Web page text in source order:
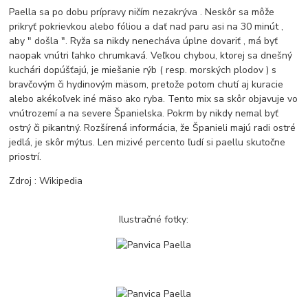
Paella sa po dobu prípravy ničím nezakrýva .Neskôr sa môže
prikryť pokrievkou alebo fóliou a dať nad paru asi na 30 minút ,
aby " došla ".Ryža sa nikdy nenecháva úplne dovariť , má byť
naopak vnútri ľahko chrumkavá.Veľkou chybou, ktorej sa dnešný
kuchári dopúšťajú, je miešanie rýb ( resp. morských plodov ) s
bravčovým či hydinovým mäsom, pretože potom chutí aj kuracie
alebo akékoľvek iné mäso ako ryba. Tento mix sa skôr objavuje vo
vnútrozemí a na severe Španielska.Pokrm by nikdy nemal byť
ostrý či pikantný.Rozšírená informácia, že Španieli majú radi ostré
jedlá, je skôr mýtus.Len mizivé percento ľudí si paellu skutočne
priostrí.
Zdroj : Wikipedia
Ilustračné fotky: